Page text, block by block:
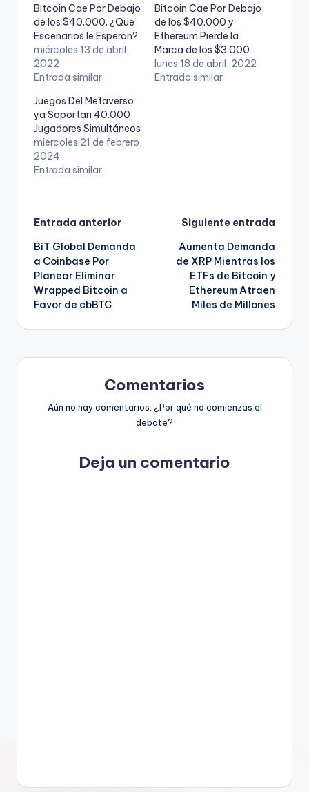
Bitcoin Cae Por Debajo
de los $40.000. ¿Que
Escenarios le Esperan?
miércoles 13 de abril,
2022
Entrada similar
Bitcoin Cae Por Debajo
de los $40.000 y
Ethereum Pierde la
Marca de los $3.000
lunes 18 de abril, 2022
Entrada similar
Juegos Del Metaverso
ya Soportan 40.000
Jugadores Simultáneos
miércoles 21 de febrero,
2024
Entrada similar
Navegación
de
entradas
Entrada anterior
BiT Global Demanda
a Coinbase Por
Planear Eliminar
Wrapped Bitcoin a
Favor de cbBTC
Siguiente entrada
Aumenta Demanda
de XRP Mientras los
ETFs de Bitcoin y
Ethereum Atraen
Miles de Millones
Comentarios
Aún no hay comentarios. ¿Por qué no comienzas el
debate?
Deja un comentario